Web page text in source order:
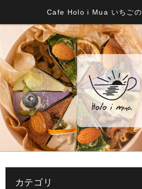
Cafe Holo i Mua いちご
カテゴリ